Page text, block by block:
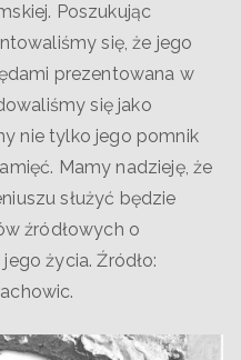
Poszukując
się, że jego
prezentowana w
się jako
nie tylko jego pomnik
Mamy nadzieję, że
służyć będzie
źródłowych o
życia. Źródło: